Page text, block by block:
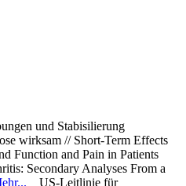
und Stabisilierung
wirksam // Short-Term Effects
Function and Pain in Patients
Secondary Analyses From a
US-Leitlinie für